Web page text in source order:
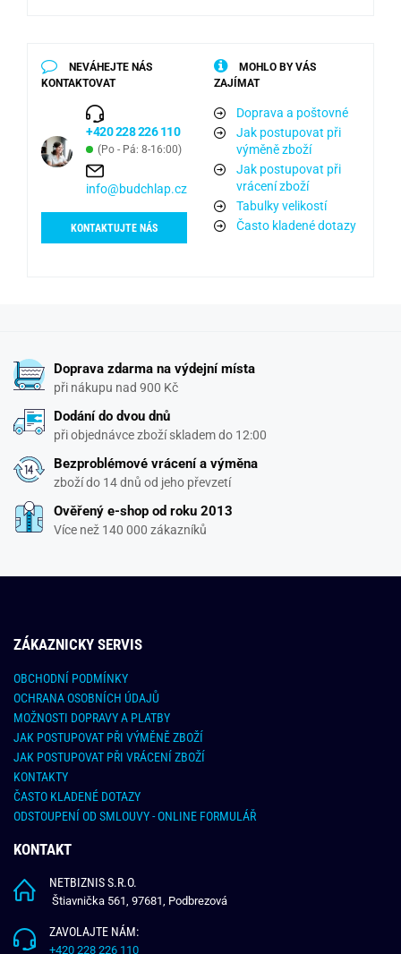
NEVÁHEJTE NÁS
KONTAKTOVAT
+420 228 226 110
(Po - Pá: 8-16:00)
info@budchlap.cz
KONTAKTUJTE NÁS
MOHLO BY VÁS
ZAJÍMAT
Doprava a poštovné
Jak postupovat při
výměně zboží
Jak postupovat při
vrácení zboží
Tabulky velikostí
Často kladené dotazy
Doprava zdarma na výdejní místa
při nákupu nad 900 Kč
Dodání do dvou dnů
při objednávce zboží skladem do 12:00
Bezproblémové vrácení a výměna
zboží do 14 dnů od jeho převzetí
Ověřený e-shop od roku 2013
Více než 140 000 zákazníků
ZÁKAZNICKY SERVIS
OBCHODNÍ PODMÍNKY
OCHRANA OSOBNÍCH ÚDAJŮ
MOŽNOSTI DOPRAVY A PLATBY
JAK POSTUPOVAT PŘI VÝMĚNĚ ZBOŽÍ
JAK POSTUPOVAT PŘI VRÁCENÍ ZBOŽÍ
KONTAKTY
ČASTO KLADENÉ DOTAZY
ODSTOUPENÍ OD SMLOUVY - ONLINE FORMULÁŘ
KONTAKT
NETBIZNIS S.R.O.
Štiavnička 561, 97681, Podbrezová
ZAVOLAJTE NÁM:
+420 228 226 110